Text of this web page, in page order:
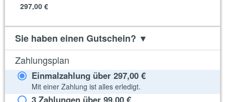
297,00 €
Sie haben einen Gutschein? ▼
Zahlungsplan
Einmalzahlung über 297,00 €
Mit einer Zahlung ist alles erledigt.
3 Zahlungen über 99,00 €